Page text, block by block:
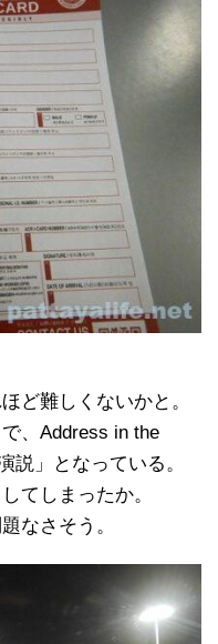
ど難しくないかと。
、Address in the
説」となっている。
てしまったか。
なさそう。